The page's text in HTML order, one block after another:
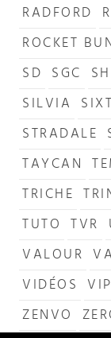
RADFORD
ROCKET
SD SGC
SILVIA
STRADALE
TAYCAN
TRICHE
TUTO TVR
VALOUR
VIDÉOS
ZENVO